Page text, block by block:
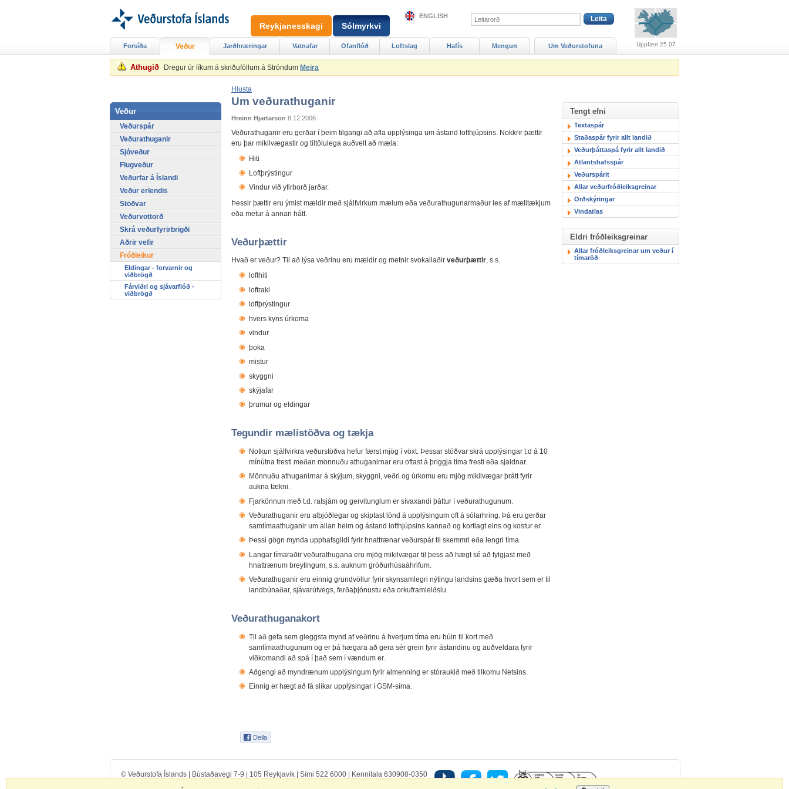
Athugið Dregur úr líkum á skriðuföllum á Ströndum Meira
Hlusta
Um veðurathuganir
Hreinn Hjartarson 8.12.2006
Veðurathuganir eru gerðar í þeim tilgangi að afla upplýsinga um ástand lofthjúpsins. Nokkrir þættir
eru þar mikilvægastir og tiltölulega auðvelt að mæla:
Hiti
Loftþrýstingur
Vindur við yfirborð jarðar.
Þessir þættir eru ýmist mældir með sjálfvirkum mælum eða veðurathugunarmaður les af mælitækjum
eða metur á annan hátt.
Veðurþættir
Hvað er veður? Til að lýsa veðrinu eru mældir og metnir svokallaðir veðurþættir, s.s.
lofthiti
loftraki
loftþrýstingur
hvers kyns úrkoma
vindur
þoka
mistur
skyggni
skýjafar
þrumur og eldingar
Tegundir mælistöðva og tækja
Notkun sjálfvirkra veðurstöðva hefur færst mjög í vöxt. Þessar stöðvar skrá upplýsingar t.d á 10
mínútna fresti meðan mönnuðu athuganirnar eru oftast á þriggja tíma fresti eða sjaldnar.
Mönnuðu athuganirnar á skýjum, skyggni, veðri og úrkomu eru mjög mikilvægar þrátt fyrir
aukna tækni.
Fjarkönnun með t.d. ratsjám og gervitunglum er sívaxandi þáttur í veðurathugunum.
Veðurathuganir eru alþjóðlegar og skiptast lönd á upplýsingum oft á sólarhring. Þá eru gerðar
samtímaathuganir um allan heim og ástand lofthjúpsins kannað og kortlagt eins og kostur er.
Þessi gögn mynda upphafsgildi fyrir hnattrænar veðurspár til skemmri eða lengri tíma.
Langar tímaraðir veðurathugana eru mjög mikilvægar til þess að hægt sé að fylgjast með
hnattrænum breytingum, s.s. auknum gróðurhúsaáhrifum.
Veðurathuganir eru einnig grundvöllur fyrir skynsamlegri nýtingu landsins gæða hvort sem er til
landbúnaðar, sjávarútvegs, ferðaþjónustu eða orkuframleiðslu.
Veðurathuganakort
Til að gefa sem gleggsta mynd af veðrinu á hverjum tíma eru búin til kort með
samtímaathugunum og er þá hægara að gera sér grein fyrir ástandinu og auðveldara fyrir
viðkomandi að spá í það sem í vændum er.
Aðgengi að myndrænum upplýsingum fyrir almenning er stóraukið með tilkomu Netsins.
Einnig er hægt að fá slíkar upplýsingar í GSM-síma.
Tengt efni
Textaspár
Staðaspár fyrir allt landið
Veðurþáttaspá fyrir allt landið
Atlantshafsspár
Veðurspárit
Allar veðurfróðleiksgreinar
Orðskýringar
Vindatlas
Eldri fróðleiksgreinar
Allar fróðleiksgreinar um veður í
tímaröð
Forsíða Veður Jarðhræringar Vatnafar Ofanflóð Loftslag Hafís Mengun Um Veðurstofuna
Veður
Veðurspár
Veðurathuganir
Sjóveður
Flugveður
Veðurfar á Íslandi
Veður erlendis
Stöðvar
Veðurvottorð
Skrá veðurfyrirbrigði
Aðrir vefir
Fróðleikur
Eldingar - forvarnir og
viðbrögð
Fárviðri og sjávarflóð -
viðbrögð
Uppfært 25.07
Reykjanesskagi Sólmyrkvi
ENGLISH
© Veðurstofa Íslands | Bústaðavegi 7-9 | 105 Reykjavík | Sími 522 6000 | Kennitala 630908-0350